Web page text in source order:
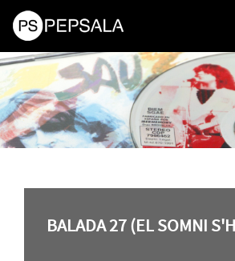
BALADA 27 (EL SOMNI